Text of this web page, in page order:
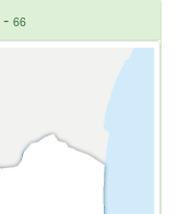
- 66